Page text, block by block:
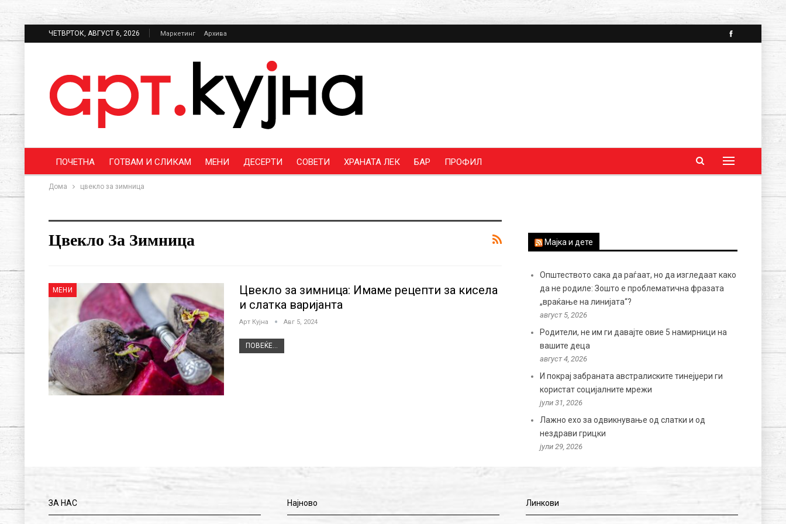
ЧЕТВРТОК, АВГУСТ 6, 2026 Маркетинг Архива
ПОЧЕТНА ГОТВАМ И СЛИКАМ МЕНИ ДЕСЕРТИ СОВЕТИ ХРАНАТА ЛЕК БАР ПРОФИЛ
Дома цвекло за зимница
Цвекло За Зимница
МЕНИ
Цвекло за зимница: Имаме рецепти за кисела
и слатка варијанта
Арт Кујна Авг 5, 2024
ПОВЕЌЕ...
Мајка и дете
Општеството сака да раѓаат, но да изгледаат како
да не родиле: Зошто е проблематична фразата
„враќање на линијата“?
август 5, 2026
Родители, не им ги давајте овие 5 намирници на
вашите деца
август 4, 2026
И покрај забраната австралиските тинејџери ги
користат социјалните мрежи
јули 31, 2026
Лажно ехо за одвикнување од слатки и од
нездрави грицки
јули 29, 2026
ЗА НАС Најново Линкови